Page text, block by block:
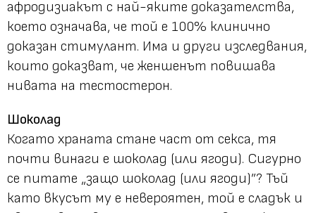
афродизиакът с най-яките доказателства,
което означава, че той е 100% клинично
доказан стимулант. Има и други изследвания,
които доказват, че женшенът повишава
нивата на тестостерон.
Шоколад
Когато храната стане част от секса, тя
почти винаги е шоколад (или ягоди). Сигурно
се питате „защо шоколад (или ягоди)”? Тъй
като вкусът му е невероятен, той е сладък и